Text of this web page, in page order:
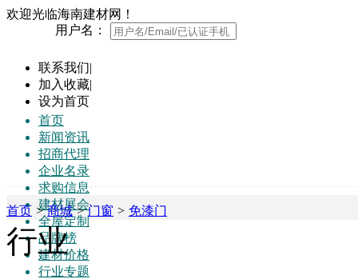
欢迎光临海南建材网！
用户名：
联系我们|
加入收藏|
设为首页
首页
新闻资讯
招商代理
企业名录
求购信息
建材展会
全屋定制
品牌榜
建材价格
行业专题
首页 > 商城 > 门窗 > 免漆门
行业